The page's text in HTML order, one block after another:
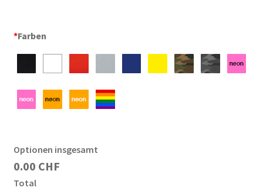
*Farben
Optionen insgesamt
0.00 CHF
Total